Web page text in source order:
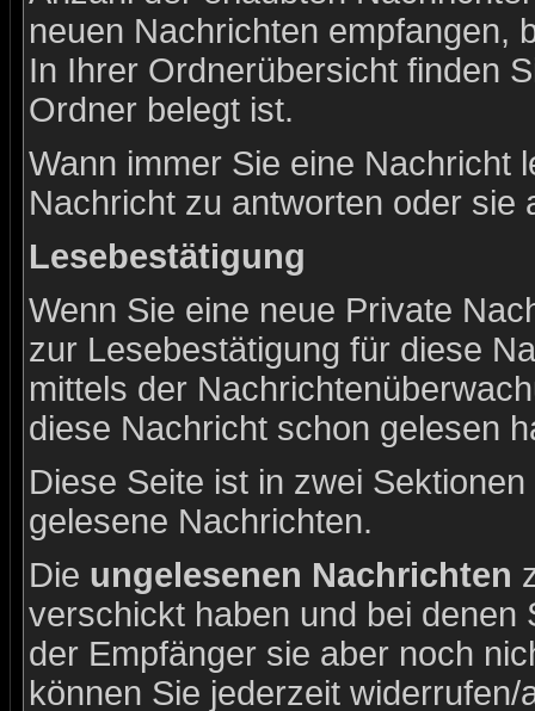
neuen Nachrichten empfangen,
In Ihrer Ordnerübersicht finden
Ordner belegt ist.
Wann immer Sie eine Nachricht
Nachricht zu antworten oder sie
Lesebestätigung
Wenn Sie eine neue Private
zur Lesebestätigung für diese
mittels der
diese Nachricht schon gelesen
Diese Seite ist in zwei
gelesene Nachrichten.
Die ungelesenen Nachrichten
verschickt haben und bei denen
der Empfänger sie aber noch
können Sie jederzeit